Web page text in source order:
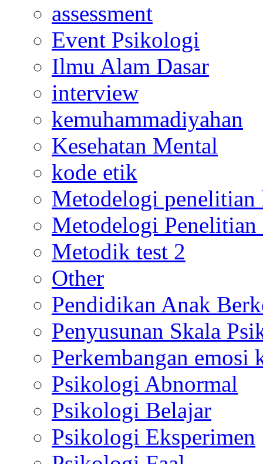
assessment
Event Psikologi
Ilmu Alam Dasar
interview
kemuhammadiyahan
Kesehatan Mental
kode etik
Metodelogi
Metodelogi
Metodik test 2
Other
Pendidikan Anak
Penyusunan Skala
Perkembangan emosi
Psikologi Abnormal
Psikologi Belajar
Psikologi Eksperimen